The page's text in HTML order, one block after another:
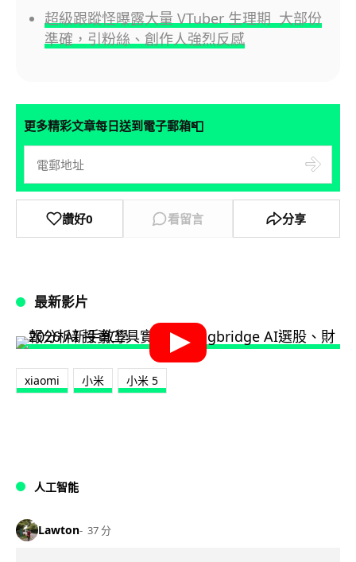
超級跟蹤怪曝露大量 VTuber 生理期 大部份
準確，引粉絲、創作人強烈反感
更多精彩文章每日送到電子郵箱📮
讚好0 看留言 分享
最新影片
xiaomi 小米 小米 5
人工智能
Lawton 37 分